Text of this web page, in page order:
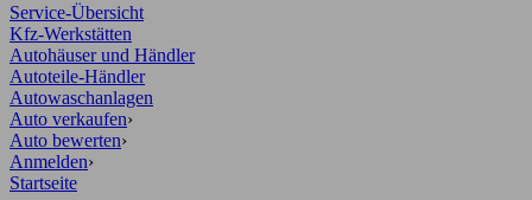
Service-Übersicht
Kfz-Werkstätten
Autohäuser und Händler
Autoteile-Händler
Autowaschanlagen
Auto verkaufen›
Auto bewerten›
Anmelden›
Startseite